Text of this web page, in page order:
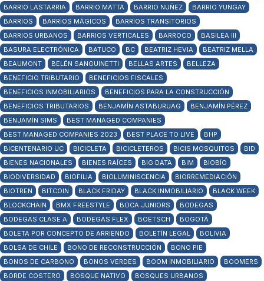
BARRIO LASTARRIA
BARRIO MATTA BARRIO NUÑEZ
BARRIO YUNGAY
BARRIOS
BARRIOS MÁGICOS
BARRIOS TRANSITORIOS
BARRIOS URBANOS
BARRIOS VERTICALES BARROCO
BASILEA III
BASURA ELECTRÓNICA
BATUCO BC BEATRIZ HEVIA
BEATRIZ MELLA
BEAUMONT
BELÉN SANGUINETTI BELLAS ARTES
BELLEZA
BENEFICIO TRIBUTARIO
BENEFICIOS FISCALES
BENEFICIOS INMOBILIARIOS
BENEFICIOS PARA LA CONSTRUCCIÓN
BENEFICIOS TRIBUTARIOS
BENJAMÍN ASTABURUAG
BENJAMÍN PÉREZ
BENJAMÍN SIMS
BEST MANAGED COMPANIES
BEST MANAGED COMPANIES 2023
BEST PLACE TO LIVE
BHP
BICENTENARIO UC
BICICLETA BICICLETEROS BICIS MOSQUITOS
BID
BIENES NACIONALES
BIENES RAÍCES BIG DATA BIM
BIOBÍO
BIODIVERSIDAD
BIOFILIA BIOLUMINISCENCIA
BIORREMEDIACIÓN
BIOTREN
BITCOIN BLACK FRIDAY BLACK INMOBILIARIO
BLACK WEEK
BLOCKCHAIN
BMX FREESTYLE BOCA JUNIORS
BODEGAS
BODEGAS CLASE A
BODEGAS FLEX BOETSCH
BOGOTÁ
BOLETA POR CONCEPTO DE ARRIENDO
BOLETÍN LEGAL
BOLIVIA
BOLSA DE CHILE
BONO DE RECONSTRUCCIÓN
BONO PIE
BONOS DE CARBONO
BONOS VERDES BOOM INMOBILIARIO
BOOMERS
BORDE COSTERO
BOSQUE NATIVO
BOSQUES URBANOS